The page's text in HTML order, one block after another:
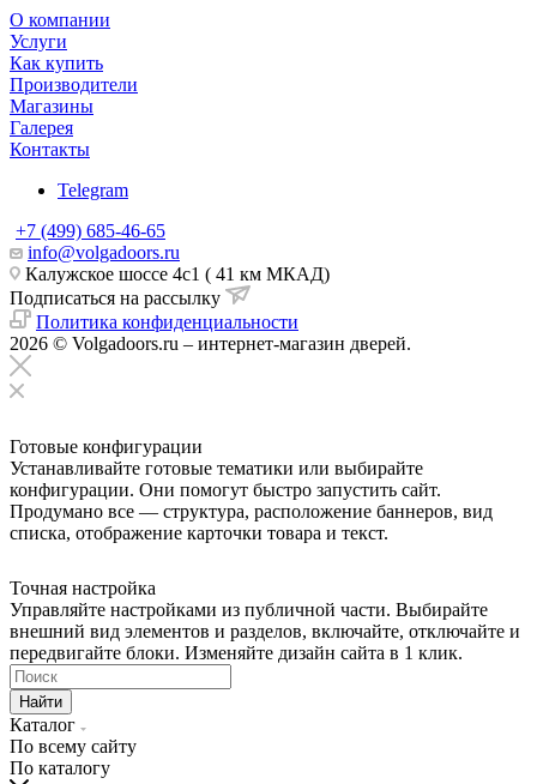
О компании
Услуги
Как купить
Производители
Магазины
Галерея
Контакты
Telegram
+7 (499) 685-46-65
info@volgadoors.ru
Калужское шоссе 4с1 ( 41 км МКАД)
Подписаться на рассылку
Политика конфиденциальности
2026 © Volgadoors.ru – интернет-магазин дверей.
Готовые конфигурации
Устанавливайте готовые тематики или выбирайте
конфигурации. Они помогут быстро запустить сайт.
Продумано все — структура, расположение баннеров, вид
списка, отображение карточки товара и текст.
Точная настройка
Управляйте настройками из публичной части. Выбирайте
внешний вид элементов и разделов, включайте, отключайте и
передвигайте блоки. Изменяйте дизайн сайта в 1 клик.
Найти
Каталог
По всему сайту
По каталогу